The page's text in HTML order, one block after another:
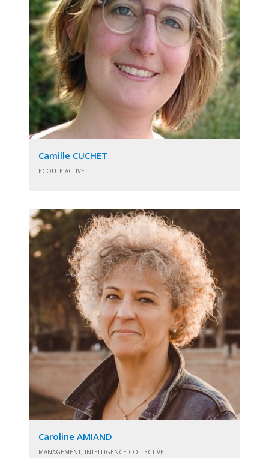
Camille CUCHET
ECOUTE ACTIVE
Caroline AMIAND
MANAGEMENT, INTELLIGENCE COLLECTIVE